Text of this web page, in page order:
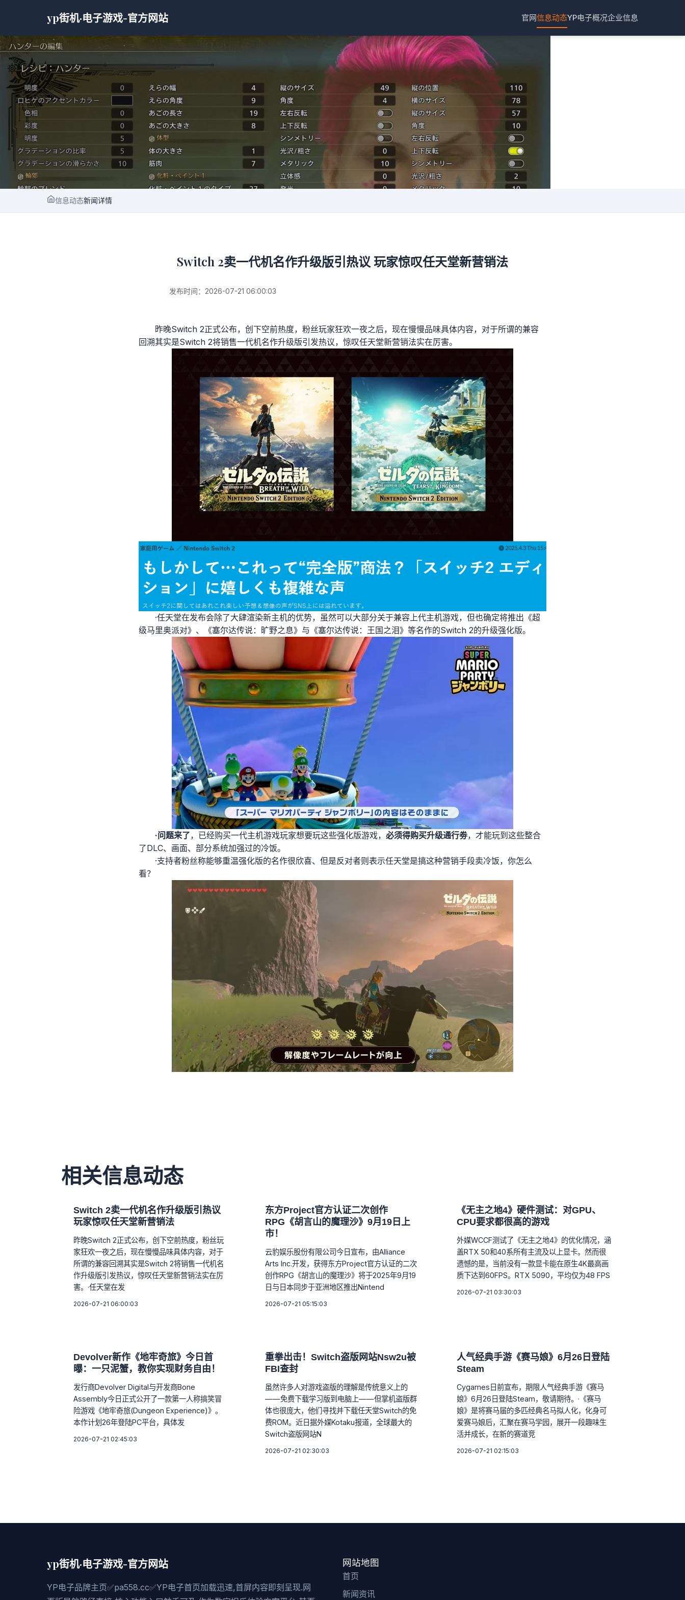
yp街机·电子游戏-官方网站 官网信息动态YP电子概况企业信息
信息动态新闻详情
Switch 2卖一代机名作升级版引热议 玩家惊叹任天堂新营销法
发布时间：2026-07-21 06:00:03
昨晚Switch 2正式公布，创下空前热度，粉丝玩家狂欢一夜之后，现在慢慢品味具体内容，对于所谓的兼容
回溯其实是Switch 2将销售一代机名作升级版引发热议，惊叹任天堂新营销法实在厉害。
·任天堂在发布会除了大肆渲染新主机的优势，虽然可以大部分关于兼容上代主机游戏，但也确定将推出《超
级马里奥派对》、《塞尔达传说：旷野之息》与《塞尔达传说：王国之泪》等名作的Switch 2的升级强化版。
·问题来了，已经购买一代主机游戏玩家想要玩这些强化版游戏， 必须得购买升级通行劵，才能玩到这些整合
了DLC、画面、部分系统加强过的冷饭。
·支持者粉丝称能够重温强化版的名作很欣喜、但是反对者则表示任天堂是搞这种营销手段卖冷饭，你怎么
看？
相关信息动态
Switch 2卖一代机名作升级版引热议
玩家惊叹任天堂新营销法
昨晚Switch 2正式公布，创下空前热度，粉丝玩
家狂欢一夜之后，现在慢慢品味具体内容，对于
所谓的兼容回溯其实是Switch 2将销售一代机名
作升级版引发热议，惊叹任天堂新营销法实在厉
害。·任天堂在发
2026-07-21 06:00:03
东方Project官方认证二次创作
RPG《胡言山的魔理沙》9月19日上
市！
云豹娱乐股份有限公司今日宣布，由Alliance
Arts Inc.开发，获得东方Project官方认证的二次
创作RPG《胡言山的魔理沙》将于2025年9月19
日与日本同步于亚洲地区推出Nintend
2026-07-21 05:15:03
《无主之地4》硬件测试：对GPU、
CPU要求都很高的游戏
外媒WCCF测试了《无主之地4》的优化情况，涵
盖RTX 50和40系所有主流及以上显卡。然而很
遗憾的是，当前没有一款显卡能在原生4K最高画
质下达到60FPS。RTX 5090，平均仅为48 FPS
2026-07-21 03:30:03
Devolver新作《地牢奇旅》今日首
曝：一只泥蟹，教你实现财务自由！
发行商Devolver Digital与开发商Bone
Assembly今日正式公开了一款第一人称搞笑冒
险游戏《地牢奇旅(Dungeon Experience)》。
本作计划26年登陆PC平台，具体发
2026-07-21 02:45:03
重拳出击！Switch盗版网站Nsw2u被
FBI查封
虽然许多人对游戏盗版的理解是传统意义上的
——免费下载学习版到电脑上——但掌机盗版群
体也很庞大，他们寻找并下载任天堂Switch的免
费ROM。近日据外媒Kotaku报道，全球最大的
Switch盗版网站N
2026-07-21 02:30:03
人气经典手游《赛马娘》6月26日登陆
Steam
Cygames日前宣布，期限人气经典手游《赛马
娘》6月26日登陆Steam，敬请期待。·《赛马
娘》是将赛马届的多匹经典名马拟人化，化身可
爱赛马娘后，汇聚在赛马学园，展开一段趣味生
活并成长，在新的赛道竞
2026-07-21 02:15:03
yp街机·电子游戏-官方网站
YP电子品牌主页✅pa558.cc✅YP电子首页加载迅速,首屏内容即刻呈现.网
网站地图
首页
新闻资讯